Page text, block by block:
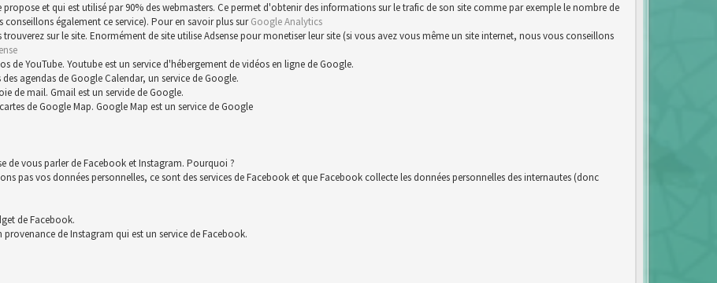
et qui est utilisé par 90% des webmasters. Ce permet d'obtenir des informations sur le trafic de son site comme par exemple le nombre de
également ce service). Pour en savoir plus surGoogle Analytics
sur le site. Enormément de site utilise Adsense pour monetiser leur site (si vous avez vous même un site internet, nous vous conseillons
de YouTube. Youtube est un service d'hébergement de vidéos en ligne de Google.
agendas de Google Calendar, un service de Google.
de mail. Gmail est un servide de Google.
de Google Map. Google Map est un service de Google
de vous parler de Facebook et Instagram. Pourquoi ?
pas vos données personnelles, ce sont des services de Facebook et que Facebook collecte les données personnelles des internautes (donc
de Facebook.
de Instagram qui est un service de Facebook.